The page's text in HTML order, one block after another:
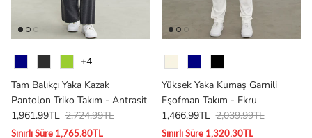
Renk
+4
Tam Balıkçı Yaka Kazak
Pantolon Triko Takım - Antrasit
1,961.99TL 2,724.99TL
Sınırlı Süre 1,765.80TL
Renk
Yüksek Yaka Kumaş Garnili
Eşofman Takım - Ekru
1,466.99TL 2,039.99TL
Sınırlı Süre 1,320.30TL